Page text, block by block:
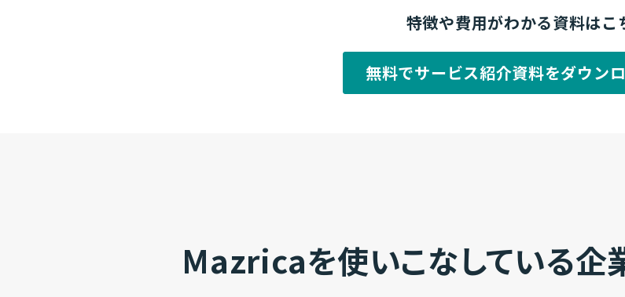
特徴や費用がわかる資料はこ
無料でサービス紹介資料をダウン
Mazricaを使いこなしている